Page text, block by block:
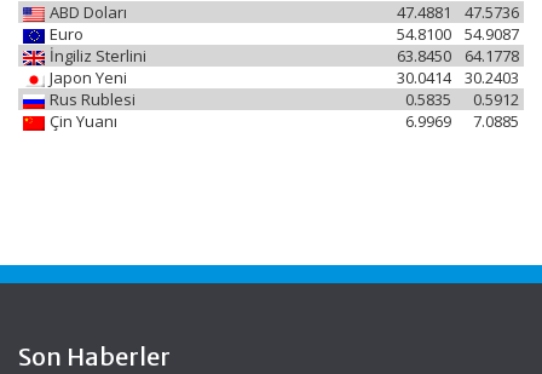
ABD Doları 47.5736
47.4881
Euro
54.9087
54.8100
İngiliz Sterlini
64.1778
63.8450
Japon Yeni
30.2403
30.0414
Rus Rublesi
0.5912
0.5835
Çin Yuanı
7.0885
6.9969
Son Haberler